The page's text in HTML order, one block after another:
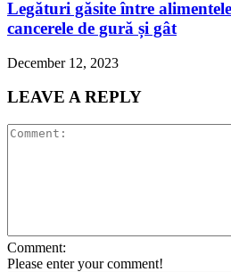
Legături găsite între
cancerele de gură și gât
December 12, 2023
LEAVE A REPLY
Comment:
Please enter your comment!